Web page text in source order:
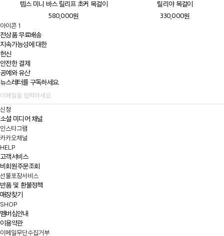
템스 미니 바스 릴리프 초커 목걸이
580,000원
틸리야 목걸이
330,000원
아이콘 1
전상품 무료배송
지속가능성에 대한
헌신
안전한 결제
공예와 유산
뉴스레터를 구독하세요.
신청
소셜 미디어 채널
인스타그램
카카오채널
HELP
고객서비스
비회원주문조회
선물포장서비스
반품 및 환불정책
매장찾기
SHOP
멤버십안내
이용약관
이메일무단수집거부